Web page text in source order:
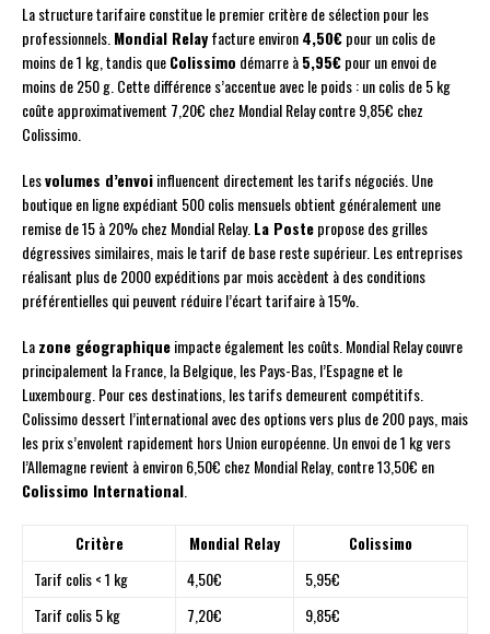
La structure tarifaire constitue le premier critère de sélection pour les
professionnels. Mondial Relayfacture environ4,50€pour un colis de
moins de 1 kg, tandis queColissimo démarre à5,95€pour un envoi de
moins de 250 g. Cette différence s’accentue avec le poids : un colis de 5 kg
coûte approximativement 7,20€ chez Mondial Relay contre 9,85€ chez
Colissimo.
Lesvolumes d’envoiinfluencent directement les tarifs négociés. Une
boutique en ligne expédiant 500 colis mensuels obtient généralement une
remise de 15 à 20% chez Mondial Relay. La Postepropose des grilles
dégressives similaires, mais le tarif de base reste supérieur. Les entreprises
réalisant plus de 2000 expéditions par mois accèdent à des conditions
préférentielles qui peuvent réduire l’écart tarifaire à 15%.
Lazone géographiqueimpacte également les coûts. Mondial Relay couvre
principalement la France, la Belgique, les Pays-Bas, l’Espagne et le
Luxembourg. Pour ces destinations, les tarifs demeurent compétitifs.
Colissimo dessert l’international avec des options vers plus de 200 pays, mais
les prix s’envolent rapidement hors Union européenne. Un envoi de 1 kg vers
l’Allemagne revient à environ 6,50€ chez Mondial Relay, contre 13,50€ en
Colissimo International
Critère Mondial Relay
Colissimo
Tarif colis < 1 kg
4,50€
5,95€
Tarif colis 5 kg
7,20€
9,85€